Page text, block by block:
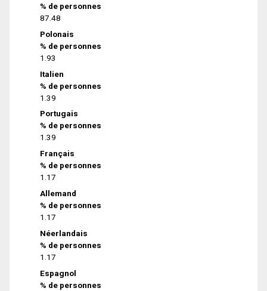
% de personnes
87.48
Polonais
% de personnes
1.93
Italien
% de personnes
1.39
Portugais
% de personnes
1.39
Français
% de personnes
1.17
Allemand
% de personnes
1.17
Néerlandais
% de personnes
1.17
Espagnol
% de personnes